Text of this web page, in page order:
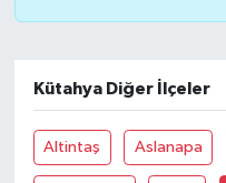
Kütahya Diğer İlçeler
Altintaş Aslanapa